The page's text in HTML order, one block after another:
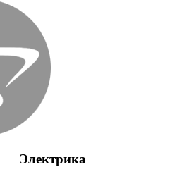
Электрика